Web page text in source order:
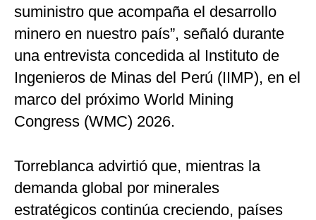
suministro que acompaña el desarrollo
minero en nuestro país”, señaló durante
una entrevista concedida al Instituto de
Ingenieros de Minas del Perú (IIMP), en el
marco del próximo World Mining
Congress (WMC) 2026.
Torreblanca advirtió que, mientras la
demanda global por minerales
estratégicos continúa creciendo, países